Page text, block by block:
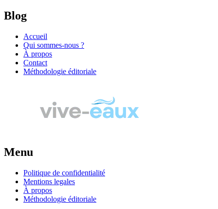
Blog
Accueil
Qui sommes-nous ?
À propos
Contact
Méthodologie éditoriale
Menu
Politique de confidentialité
Mentions legales
À propos
Méthodologie éditoriale